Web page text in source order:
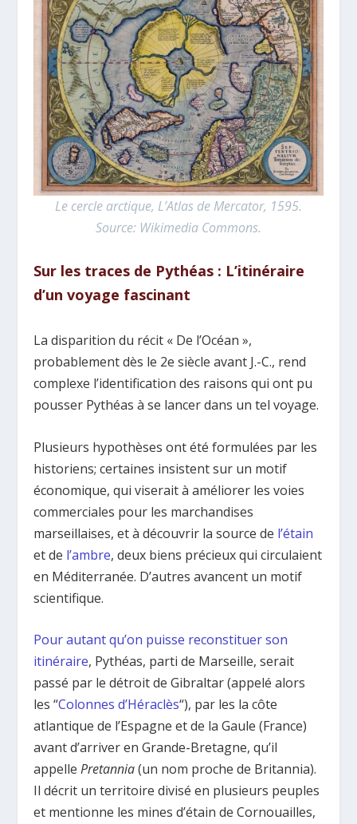
Le cercle arctique, L’Atlas de Mercator, 1595.
Source: Wikimedia Commons.
Sur les traces de Pythéas : L’itinéraire
d’un voyage fascinant
La disparition du récit « De l’Océan »,
probablement dès le 2e siècle avant J.-C., rend
complexe l’identification des raisons qui ont pu
pousser Pythéas à se lancer dans un tel voyage.
Plusieurs hypothèses ont été formulées par les
historiens; certaines insistent sur un motif
économique, qui viserait à améliorer les voies
commerciales pour les marchandises
marseillaises, et à découvrir la source de l’étain
et de l’ambre, deux biens précieux qui circulaient
en Méditerranée. D’autres avancent un motif
scientifique.
Pour autant qu’on puisse reconstituer son
itinéraire, Pythéas, parti de Marseille, serait
passé par le détroit de Gibraltar (appelé alors
les “Colonnes d’Héraclès“), par les la côte
atlantique de l’Espagne et de la Gaule (France)
avant d’arriver en Grande-Bretagne, qu’il
appellePretannia(un nom proche de Britannia).
Il décrit un territoire divisé en plusieurs peuples
et mentionne les mines d’étain de Cornouailles,